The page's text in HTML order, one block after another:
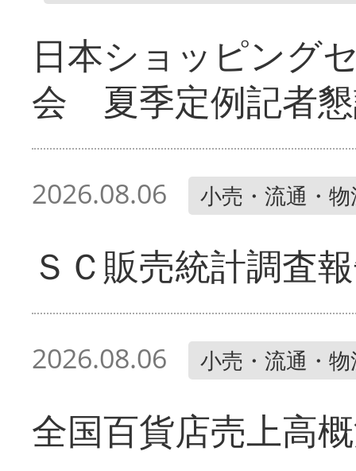
日本ショッピング
会 夏季定例記者
2026.08.06 小売・流通・
ＳＣ販売統計調査
2026.08.06 小売・流通・
全国百貨店売上高